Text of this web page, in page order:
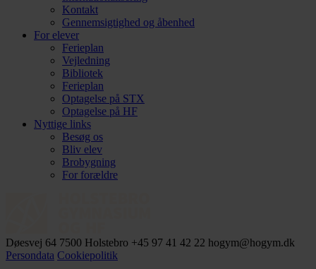
Kontakt
Gennemsigtighed og åbenhed
For elever
Ferieplan
Vejledning
Bibliotek
Ferieplan
Optagelse på STX
Optagelse på HF
Nyttige links
Besøg os
Bliv elev
Brobygning
For forældre
Døesvej 64 7500 Holstebro +45 97 41 42 22 hogym@hogym.dk
Persondata Cookiepolitik